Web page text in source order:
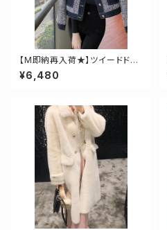
【M即納再入荷★】ツイードドッ
キングデニムジャケット
¥6,480